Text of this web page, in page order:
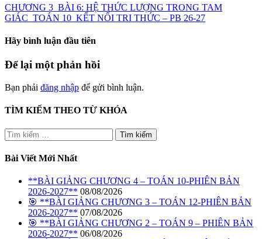
CHƯƠNG 3_BÀI 6: HỆ THỨC LƯỢNG TRONG TAM
GIÁC_TOÁN 10_KẾT NỐI TRI THỨC – PB 26-27
Hãy bình luận đầu tiên
Để lại một phản hồi
Bạn phải đăng nhập để gửi bình luận.
TÌM KIẾM THEO TỪ KHÓA
Tìm
kiếm
cho:
Bài Viết Mới Nhất
**BÀI GIẢNG CHƯƠNG 4 – TOÁN 10-PHIÊN BẢN
2026-2027** 08/08/2026
🎯 **BÀI GIẢNG CHƯƠNG 3 – TOÁN 12-PHIÊN BẢN
2026-2027** 07/08/2026
🎯 **BÀI GIẢNG CHƯƠNG 2 – TOÁN 9 – PHIÊN BẢN
2026-2027** 06/08/2026